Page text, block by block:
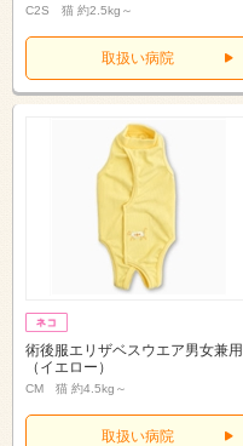
C2S 猫 約2.5kg～
取扱い病院
術後服エリザベスウエア男女兼用
（イエロー）
CM 猫 約4.5kg～
取扱い病院